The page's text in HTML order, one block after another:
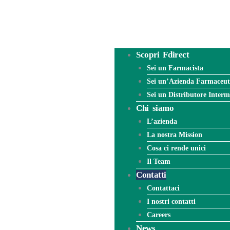
Scopri Fdirect
Sei un Farmacista
Sei un’Azienda
Sei un Distributore
Chi siamo
L’azienda
La nostra Mission
Cosa ci rende unici
Il Team
Contatti
Contattaci
I nostri contatti
Careers